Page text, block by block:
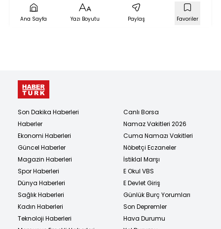
Ana Sayfa Yazı Boyutu Paylaş Favoriler
Son Dakika Haberleri
Haberler
Ekonomi Haberleri
Güncel Haberler
Magazin Haberleri
Spor Haberleri
Dünya Haberleri
Sağlık Haberleri
Kadın Haberleri
Teknoloji Haberleri
Canlı Borsa
Namaz Vakitleri 2026
Cuma Namazı Vakitleri
Nöbetçi Eczaneler
İstiklal Marşı
E Okul VBS
E Devlet Giriş
Günlük Burç Yorumları
Son Depremler
Hava Durumu